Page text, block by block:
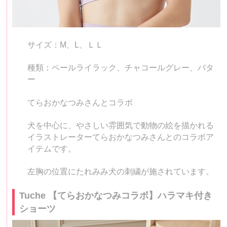
サイズ：M、L、ＬＬ
種類：ペールライラック、チャコールグレー、バタ
ー
てらおかなつみさんとコラボ
犬を中心に、やさしい雰囲気で動物の絵を描かれる
イラストレーターてらおかなつみさんとのコラボア
イテムです。
左胸の位置にたれみみ犬の刺繍が施されています。
Tuche 【てらおかなつみコラボ】ハラマキ付き
ショーツ